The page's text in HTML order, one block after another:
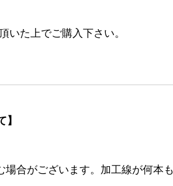
いた上でご購入下さい。
合がございます。加工線が何本